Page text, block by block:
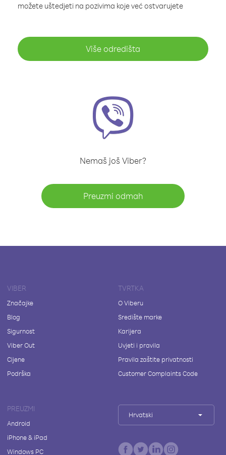
možete uštedjeti na pozivima koje već ostvarujete
Više odredišta
Nemaš još Viber?
Preuzmi odmah
VIBER
Značajke
Blog
Sigurnost
Viber Out
Cijene
Podrška
TVRTKA
O Viberu
Središte marke
Karijera
Uvjeti i pravila
Pravila zaštite privatnosti
Customer Complaints Code
PREUZMI
Android
iPhone & iPad
Windows PC
Hrvatski